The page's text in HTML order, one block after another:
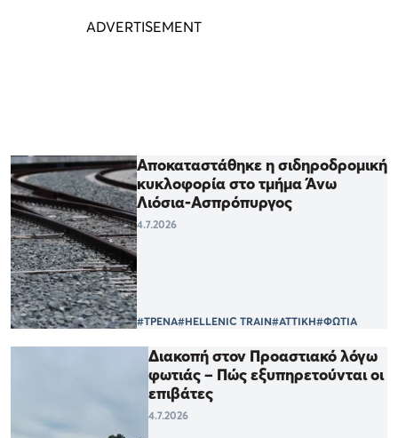
Αποκαταστάθηκε η σιδηροδρομική
κυκλοφορία στο τμήμα Άνω
Λιόσια-Ασπρόπυργος
4.7.2026
#ΤΡΕΝΑ#HELLENIC TRAIN#ΑΤΤΙΚΗ#ΦΩΤΙΑ
Διακοπή στον Προαστιακό λόγω
φωτιάς – Πώς εξυπηρετούνται οι
επιβάτες
4.7.2026